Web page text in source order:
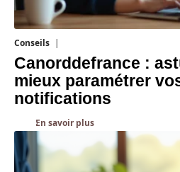
Conseils
Canorddefrance :
mieux paramétrer
notifications
En savoir plus